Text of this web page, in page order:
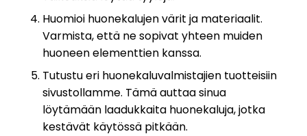
Huomioi huonekalujen värit ja materiaalit.
Varmista, että ne sopivat yhteen muiden
huoneen elementtien kanssa.
Tutustu eri huonekaluvalmistajien tuotteisiin
sivustollamme. Tämä auttaa sinua
löytämään laadukkaita huonekaluja, jotka
kestävät käytössä pitkään.